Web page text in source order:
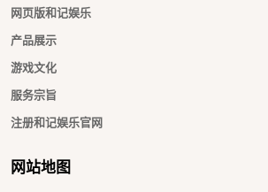
网页版和记娱乐
产品展示
游戏文化
服务宗旨
注册和记娱乐官网
网站地图